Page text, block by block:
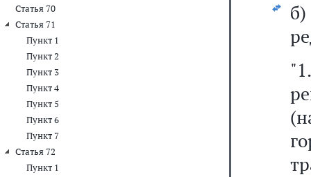
Статья 70
Статья 71
Пункт 1
Пункт 2
Пункт 3
Пункт 4
Пункт 5
Пункт 6
Пункт 7
Статья 72
Пункт 1